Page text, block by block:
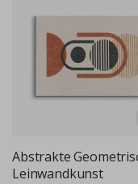
Abstrakte
Leinwandkunst